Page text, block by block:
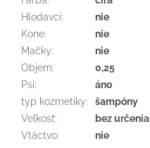
Hlodavci:
nie
Kone:
nie
Mačky:
nie
Objem:
0,25
Psi:
áno
typ kozmetiky:
šampóny
Veľkosť:
bez určenia
Vtáctvo: nie